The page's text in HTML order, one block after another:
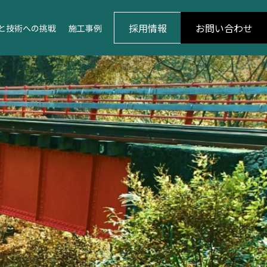
ス事業
けての歩み
技術への挑戦
全と技術への挑戦 TOP
全の追求
質の向上
替塗装技術・補修技術
施工事例 採用情報 お問い合わせ